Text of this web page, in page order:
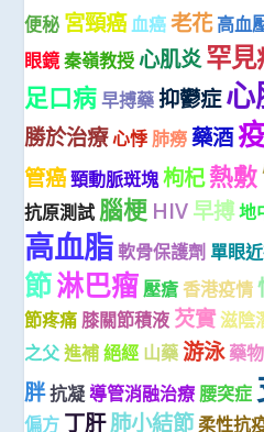
便秘 宮頸癌血癌 老花 高血
眼鏡秦嶺教授 心肌炎罕見
足口病 早搏藥 抑鬱症心
勝於治療心悸 肺癆 藥酒
管癌頸動脈斑塊枸杞熱敷
抗原測試 腦梗 HIV早搏地
高血脂 軟骨保護劑 單眼
節淋巴瘤 壓瘡 香港疫情
節疼痛 膝關節積液 芡實滋陰
之父 進補 絕經 山藥 游泳 藥
胖抗凝 導管消融治療 腰突症
偏方 丁肝肺小結節 柔性抗